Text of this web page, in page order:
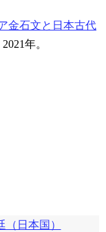
金石文と日本古代
年。
（日本国）